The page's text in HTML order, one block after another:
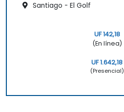
Santiago - El Golf
UF 142,18
(En línea)
UF 1.642,18
(Presencial)